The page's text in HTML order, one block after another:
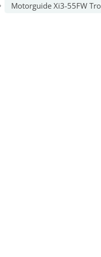
Motorguide Xi3-55FW